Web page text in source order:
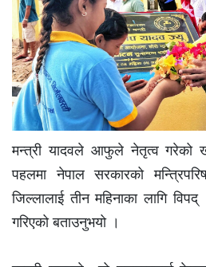
मन्त्री यादवले आफुले नेतृत्व गरेको
पहलमा नेपाल सरकारको
जिल्लालाई तीन महिनाका लागि
गरिएको बताउनुभयो ।